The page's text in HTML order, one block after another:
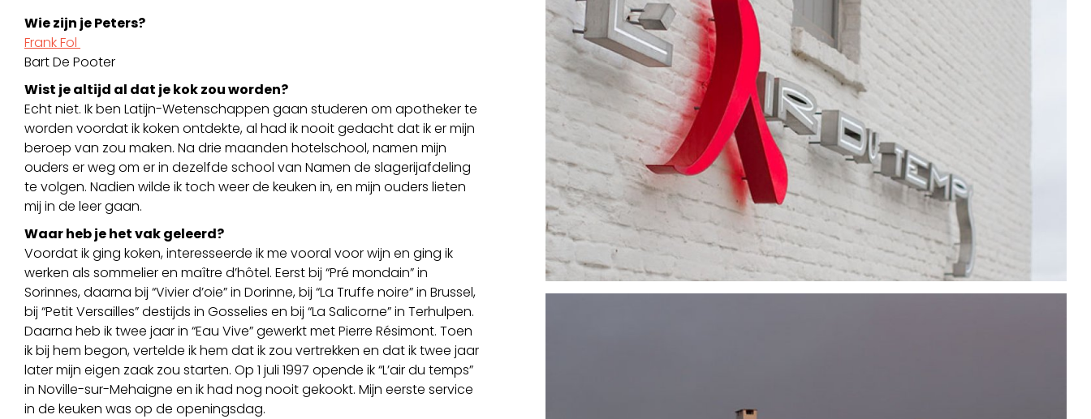
Wie zijn je Peters?
Frank Fol
Bart De Pooter
Wist je altijd al dat je kok zou worden?
Echt niet. Ik ben Latijn-Wetenschappen gaan studeren om apotheker te
worden voordat ik koken ontdekte, al had ik nooit gedacht dat ik er mijn
beroep van zou maken. Na drie maanden hotelschool, namen mijn
ouders er weg om er in dezelfde school van Namen de slagerijafdeling
te volgen. Nadien wilde ik toch weer de keuken in, en mijn ouders lieten
mij in de leer gaan.
Waar heb je het vak geleerd?
Voordat ik ging koken, interesseerde ik me vooral voor wijn en ging ik
werken als sommelier en maître d’hôtel. Eerst bij “Pré mondain” in
Sorinnes, daarna bij “Vivier d’oie” in Dorinne, bij “La Truffe noire” in Brussel,
bij “Petit Versailles” destijds in Gosselies en bij “La Salicorne” in Terhulpen.
Daarna heb ik twee jaar in “Eau Vive” gewerkt met Pierre Résimont. Toen
ik bij hem begon, vertelde ik hem dat ik zou vertrekken en dat ik twee jaar
later mijn eigen zaak zou starten. Op 1 juli 1997 opende ik “L’air du temps”
in Noville-sur-Mehaigne en ik had nog nooit gekookt. Mijn eerste service
in de keuken was op de openingsdag.